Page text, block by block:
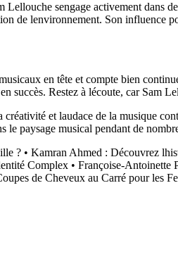
Lellouche sengage activement dans
de lenvironnement. Son influence
en tête et compte bien
succès. Restez à lécoute, car Sam
et laudace de la musique
le paysage musical pendant de
? • Kamran Ahmed : Découvrez
Complex • Françoise-Antoinette
de Cheveux au Carré pour les